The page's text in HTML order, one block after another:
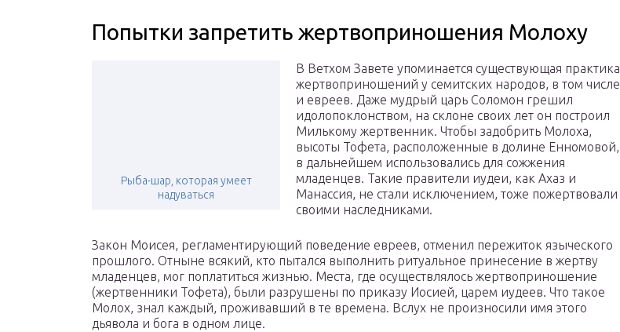
Попытки запретить жертвоприношения Молоху
Рыба-шар, которая умеет
надуваться
В Ветхом Завете упоминается существующая практика
жертвоприношений у семитских народов, в том числе
и евреев. Даже мудрый царь Соломон грешил
идолопоклонством, на склоне своих лет он построил
Милькому жертвенник. Чтобы задобрить Молоха,
высоты Тофета, расположенные в долине Енномовой,
в дальнейшем использовались для сожжения
младенцев. Такие правители иудеи, как Ахаз и
Манассия, не стали исключением, тоже пожертвовали
своими наследниками.
Закон Моисея, регламентирующий поведение евреев, отменил пережиток языческого
прошлого. Отныне всякий, кто пытался выполнить ритуальное принесение в жертву
младенцев, мог поплатиться жизнью. Места, где осуществлялось жертвоприношение
(жертвенники Тофета), были разрушены по приказу Иосией, царем иудеев. Что такое
Молох, знал каждый, проживавший в те времена. Вслух не произносили имя этого
дьявола и бога в одном лице.